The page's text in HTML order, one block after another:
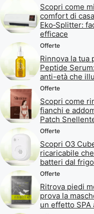
Scopri come
comfort di
Eko‑Splitter:
efficace
Offerte
Rinnova la tua
Peptide
anti-età che
Offerte
Scopri come
fianchi e
Patch
Offerte
Scopri O3
ricaricabile
batteri dal frigo
Offerte
Ritrova piedi
prova la
un effetto SPA